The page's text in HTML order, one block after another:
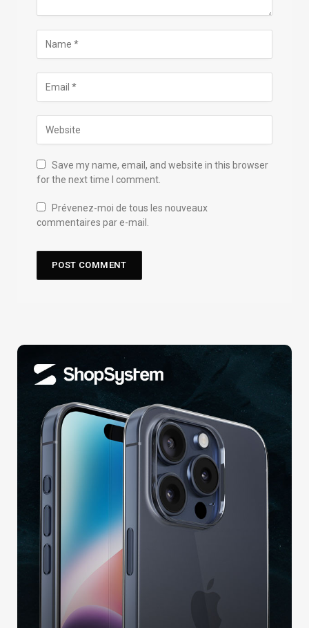
Save my name, email, and website in this browser
for the next time I comment.
Prévenez-moi de tous les nouveaux
commentaires par e-mail.